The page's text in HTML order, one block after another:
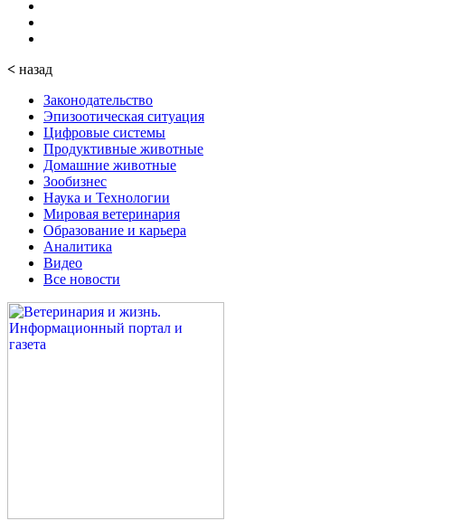
< назад
Законодательство
Эпизоотическая ситуация
Цифровые системы
Продуктивные животные
Домашние животные
Зообизнес
Наука и Технологии
Мировая ветеринария
Образование и карьера
Аналитика
Видео
Все новости